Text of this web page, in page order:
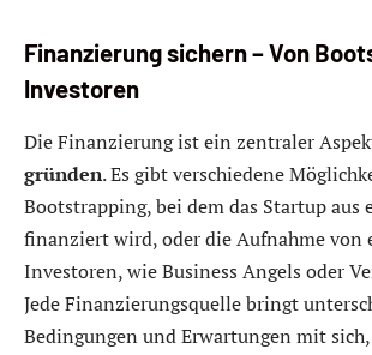
Finanzierung sichern – Von
Investoren
Die Finanzierung ist ein zentraler
gründen. Es gibt verschiedene
Bootstrapping, bei dem das Startup
finanziert wird, oder die Aufnahme von
Investoren, wie Business Angels oder
Jede Finanzierungsquelle bringt
Bedingungen und Erwartungen mit